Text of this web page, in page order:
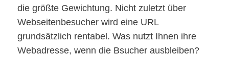
die größte Gewichtung. Nicht zuletzt über
Webseitenbesucher wird eine URL
grundsätzlich rentabel. Was nutzt Ihnen ihre
Webadresse, wenn die Bsucher ausbleiben?